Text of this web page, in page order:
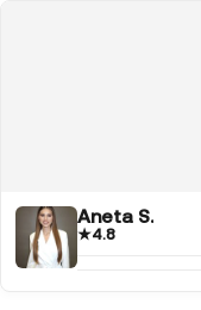
Aneta S.
★4.8